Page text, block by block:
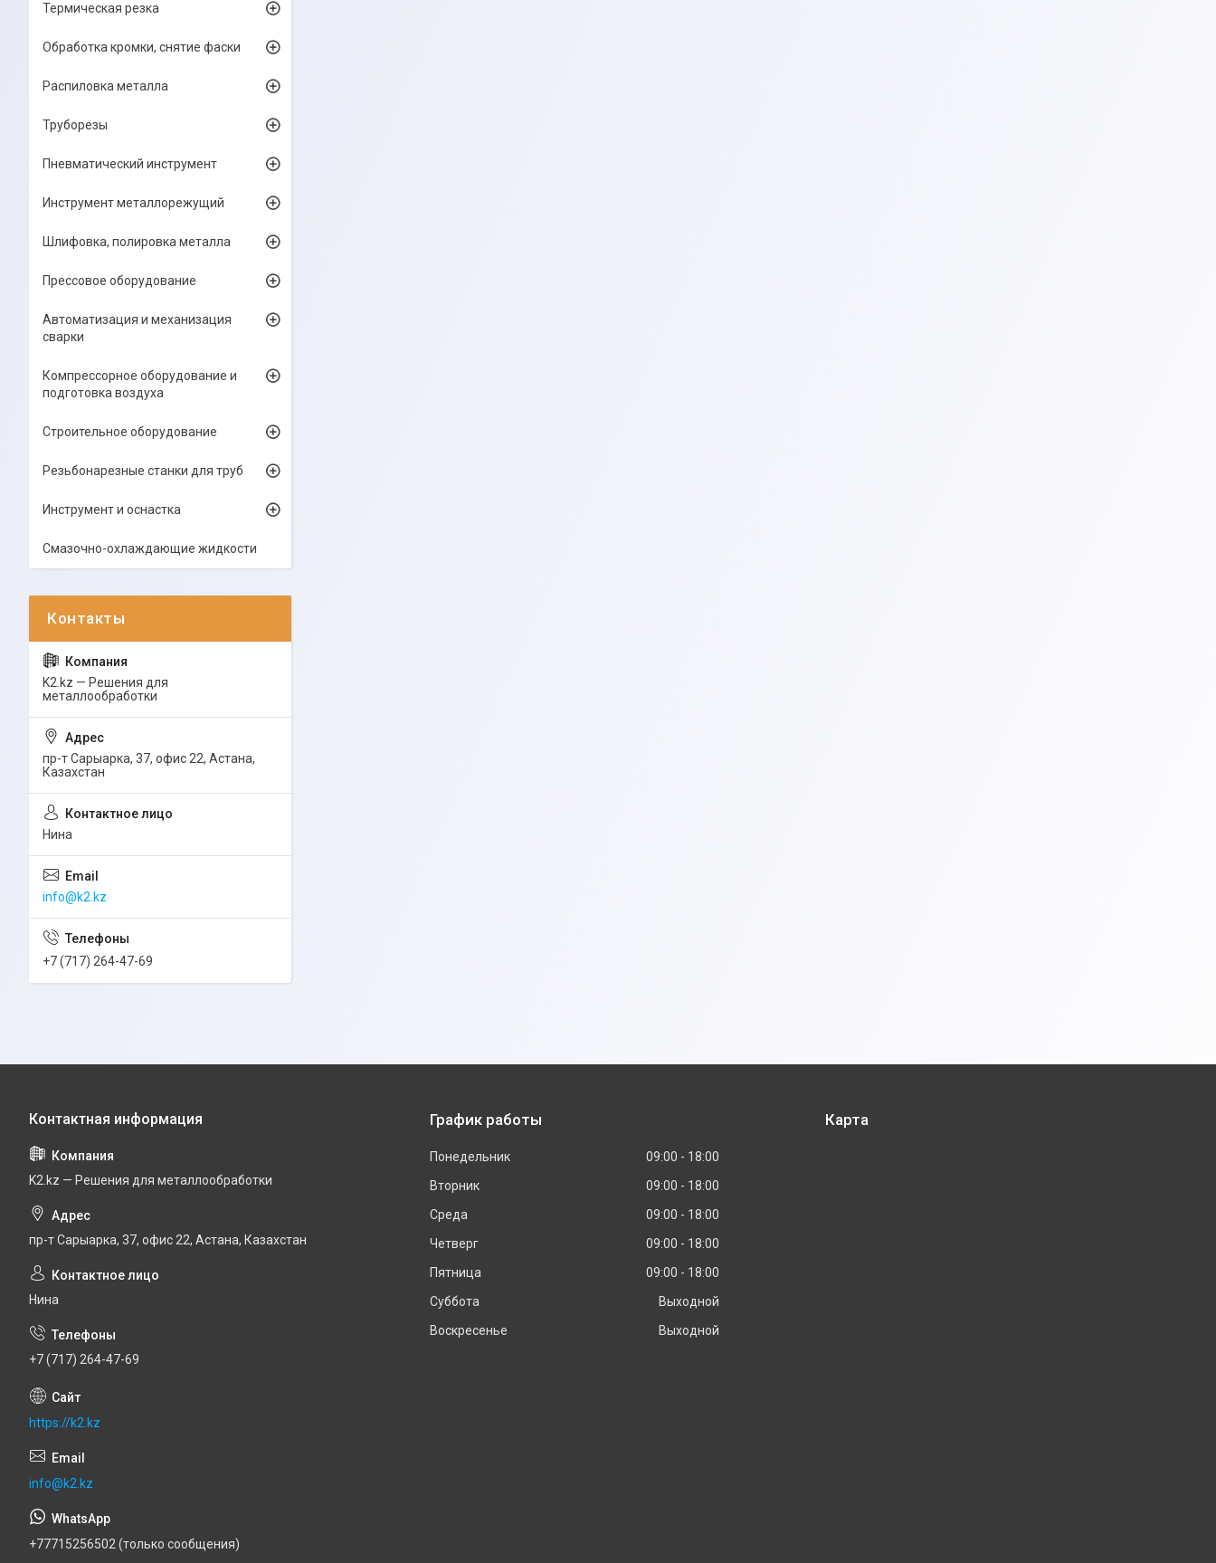
Термическая резка
Обработка кромки, снятие фаски
Распиловка металла
Труборезы
Пневматический инструмент
Инструмент металлорежущий
Шлифовка, полировка металла
Прессовое оборудование
Автоматизация и механизация
сварки
Компрессорное оборудование и
подготовка воздуха
Строительное оборудование
Резьбонарезные станки для труб
Инструмент и оснастка
Смазочно-охлаждающие жидкости
K2.kz — Решения для
металлообработки
пр-т Сарыарка, 37, офис 22, Астана,
Казахстан
Нина
info@k2.kz
+7 (717) 264-47-69
K2.kz — Решения для металлообработки
пр-т Сарыарка, 37, офис 22, Астана, Казахстан
Нина
+7 (717) 264-47-69
https://k2.kz
info@k2.kz
+77715256502 (только сообщения)
График работы
Понедельник 09:00
18:00
Вторник
09:00
18:00
Среда
09:00
18:00
Четверг
09:00
18:00
Пятница
09:00
18:00
Суббота
Выходной
Воскресенье
Выходной
Карта